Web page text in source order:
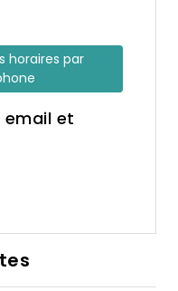
horaires par
email et